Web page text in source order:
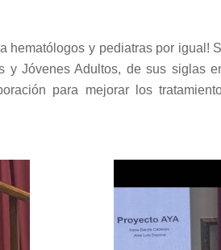
hematólogos y pediatras por igual!
y Jóvenes Adultos, de sus siglas
para mejorar los